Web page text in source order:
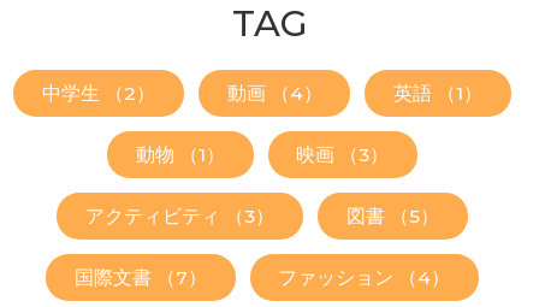
TAG
中学生 （2） 動画 （4） 英語 （1）
動物 （1） 映画 （3）
アクティビティ （3） 図書 （5）
国際文書 （7） ファッション （4）